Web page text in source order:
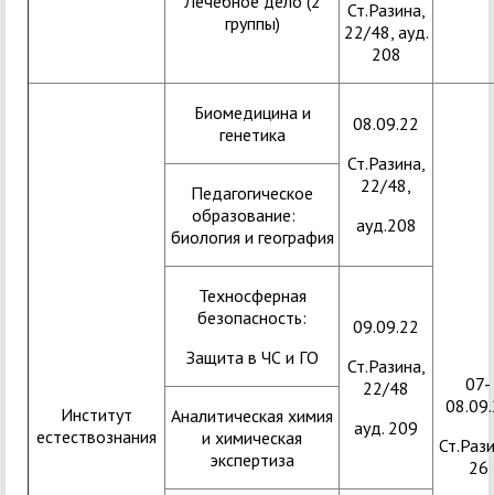
группы)
Ст.Разина,
22/48, ауд.
208
Институт
естествознания
Биомедицина и
генетика
08.09.22
Ст.Разина,
22/48,
ауд.208
07-
26
Педагогическое
образование:
биология и география
Техносферная
безопасность:
Защита в ЧС и ГО
09.09.22
Ст.Разина,
22/48
ауд. 209
Аналитическая химия
и химическая
экспертиза